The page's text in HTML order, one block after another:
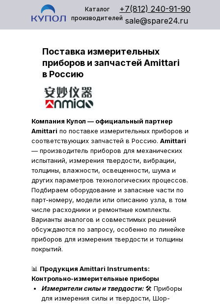
Каталог
производителей sale@spare24.ru
+7(812) 240-91-90
Поставка измерительных
приборов и запчастей Amittari
в Россию
Компания Купол — официальный партнер
Amittari по поставке измерительных приборов и
соответствующих запчастей в Россию. Amittari
— производитель приборов для механических
испытаний, измерения твердости, вибрации,
толщины, влажности, освещенности, шума и
других параметров технологических процессов.
Подбираем оборудование и запасные части по
парт-номеру, модели или описанию узла, в том
числе расходники и ремонтные комплекты.
Варианты аналогов и совместимых решений
обсуждаются по запросу, особенно по линейке
приборов для измерения твердости и толщины
покрытий.
📊 Продукция Amittari Instruments:
Контрольно-измерительные приборы
Измерители силы и твердости:🛠️ Приборы
для измерения силы и твердости, Шор-